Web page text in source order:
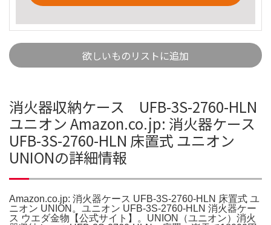
欲しいものリストに追加
消火器収納ケース UFB-3S-2760-HLN
ユニオン Amazon.co.jp: 消火器ケース
UFB-3S-2760-HLN 床置式 ユニオン
UNIONの詳細情報
Amazon.co.jp: 消火器ケース UFB-3S-2760-HLN 床置式 ユ
ニオン UNION。ユニオン UFB-3S-2760-HLN 消火器ケー
ス ウエダ金物【公式サイト】。UNION（ユニオン）消火